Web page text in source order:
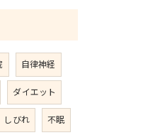
自律神経
ダイエット
しびれ 不眠